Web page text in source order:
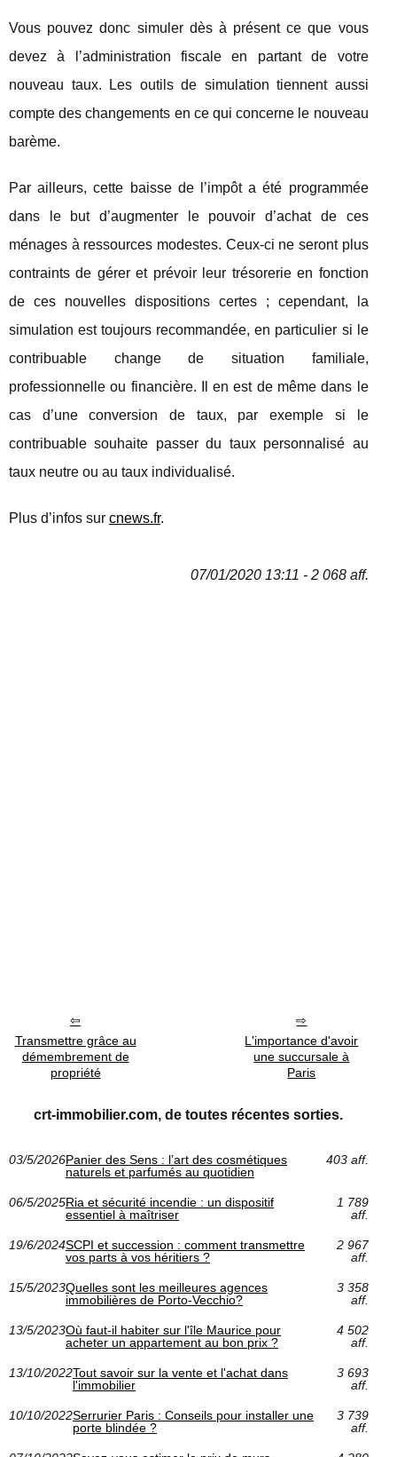
Vous pouvez donc simuler dès à présent ce que vous
devez à l’administration fiscale en partant de votre
nouveau taux. Les outils de simulation tiennent aussi
compte des changements en ce qui concerne le nouveau
barème.
Par ailleurs, cette baisse de l’impôt a été programmée
dans le but d’augmenter le pouvoir d’achat de ces
ménages à ressources modestes. Ceux-ci ne seront plus
contraints de gérer et prévoir leur trésorerie en fonction
de ces nouvelles dispositions certes ; cependant, la
simulation est toujours recommandée, en particulier si le
contribuable change de situation familiale,
professionnelle ou financière. Il en est de même dans le
cas d’une conversion de taux, par exemple si le
contribuable souhaite passer du taux personnalisé au
taux neutre ou au taux individualisé.
Plus d’infos sur cnews.fr.
07/01/2020 13:11 - 2 068 aff.
Transmettre grâce au
démembrement de
propriété
L'importance d'avoir
une succursale à
Paris
crt-immobilier.com, de toutes récentes sorties.
03/5/2026Panier des Sens : l’art des cosmétiques
naturels et parfumés au quotidien
403 aff.
06/5/2025Ria et sécurité incendie : un dispositif
essentiel à maîtriser
1 789
aff.
19/6/2024SCPI et succession : comment transmettre
vos parts à vos héritiers ?
2 967
aff.
15/5/2023Quelles sont les meilleures agences
immobilières de Porto-Vecchio?
3 358
aff.
13/5/2023Où faut-il habiter sur l'île Maurice pour
acheter un appartement au bon prix ?
4 502
aff.
13/10/2022Tout savoir sur la vente et l'achat dans
l'immobilier
3 693
aff.
10/10/2022Serrurier Paris : Conseils pour installer une
porte blindée ?
3 739
aff.